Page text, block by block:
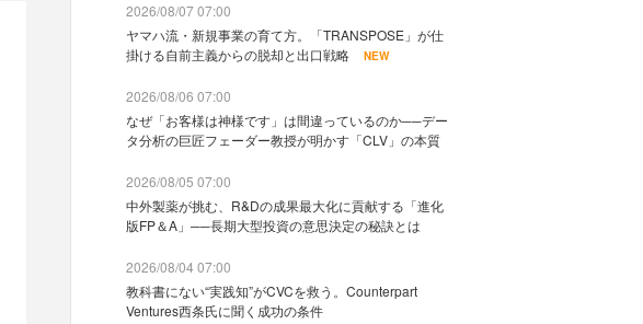
2026/08/07 07:00
ヤマハ流・新規事業の育て方。「TRANSPOSE」が仕
掛ける自前主義からの脱却と出口戦略
NEW
2026/08/06 07:00
なぜ「お客様は神様です」は間違っているのか──デー
タ分析の巨匠フェーダー教授が明かす「CLV」の本質
2026/08/05 07:00
中外製薬が挑む、R&Dの成果最大化に貢献する「進化
版FP＆A」──長期大型投資の意思決定の秘訣とは
2026/08/04 07:00
教科書にない“実践知”がCVCを救う。Counterpart
Ventures西条氏に聞く成功の条件